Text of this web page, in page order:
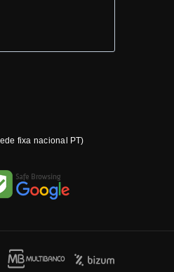
fixa nacional PT)